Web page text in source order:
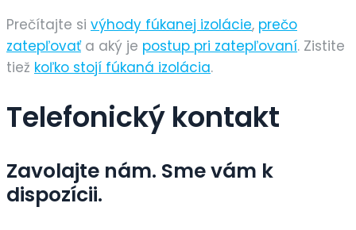
Prečítajte si výhody fúkanej izolácie, prečo
zatepľovaťa aký je postup pri zatepľovaní. Zistite
tiež koľko stojí fúkaná izolácia.
Telefonický kontakt
Zavolajte nám. Sme vám k
dispozícii.